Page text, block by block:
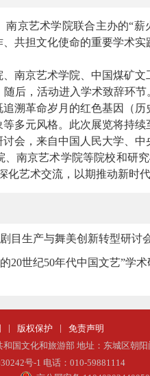
京艺术学院联合主办的“薪
共担文化使命的重要学术
京艺术学院、中国煤矿文
后，活动进入学术致辞环
溯革命岁月的红色基因（
多元风格。此次展览将持续
，来自中国人民大学、中
南京艺术学院等院校和研
化艺术交流，以期推动新时
目生产与舞美创新转型研讨
20世纪50年代中国文艺”学